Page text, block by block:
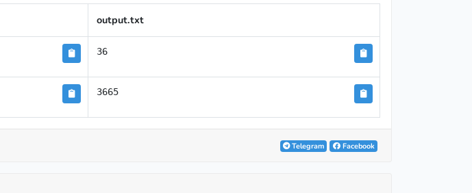
output.txt
36
3665
Telegram Facebook